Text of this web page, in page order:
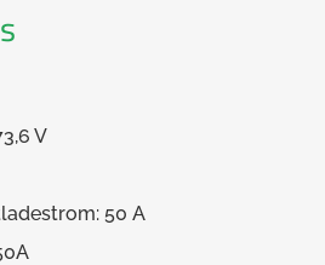
V
50 A